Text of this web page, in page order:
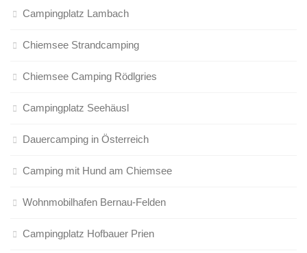
Campingplatz Lambach
Chiemsee Strandcamping
Chiemsee Camping Rödlgries
Campingplatz Seehäusl
Dauercamping in Österreich
Camping mit Hund am Chiemsee
Wohnmobilhafen Bernau-Felden
Campingplatz Hofbauer Prien